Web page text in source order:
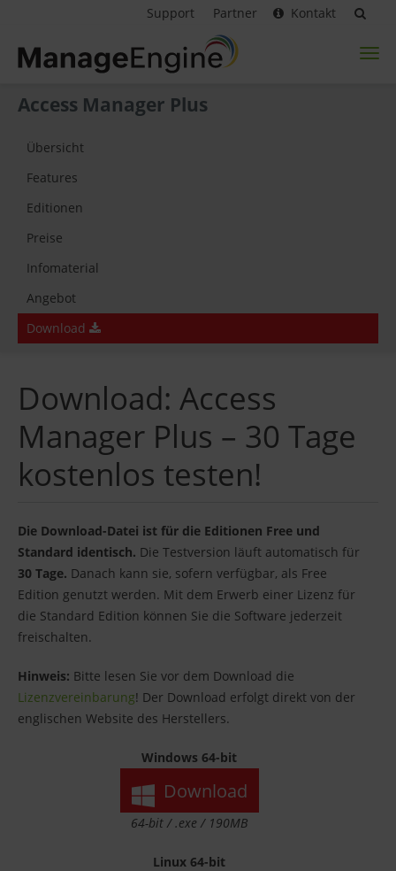
Support Partner Kontakt
Access Manager Plus
Übersicht
Features
Editionen
Preise
Infomaterial
Angebot
Download
Download: Access
Manager Plus – 30 Tage
kostenlos testen!
Die Download-Datei ist für die Editionen Free und
Standard identisch. Die Testversion läuft automatisch für
30 Tage. Danach kann sie, sofern verfügbar, als Free
Edition genutzt werden. Mit dem Erwerb einer Lizenz für
die Standard Edition können Sie die Software jederzeit
freischalten.
Hinweis: Bitte lesen Sie vor dem Download die
Lizenzvereinbarung! Der Download erfolgt direkt von der
englischen Website des Herstellers.
Windows 64-bit
Download
64-bit / .exe / 190MB
Linux 64-bit